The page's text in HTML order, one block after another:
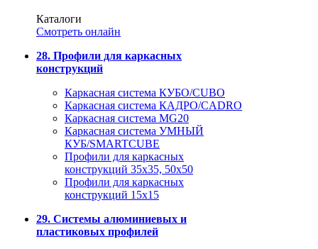
Каталоги
Смотреть онлайн
28. Профили для каркасных
конструкций
Каркасная система КУБО/CUBO
Каркасная система КАДРО/CADRO
Каркасная система MG20
Каркасная система УМНЫЙ
КУБ/SMARTCUBE
Профили для каркасных
конструкций 35x35, 50x50
Профили для каркасных
конструкций 15х15
29. Системы алюминиевых и
пластиковых профилей